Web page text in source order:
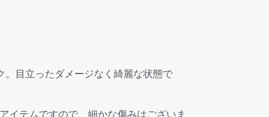
。目立ったダメージなく綺麗な状態で
イテムですので、細かな傷みはございま